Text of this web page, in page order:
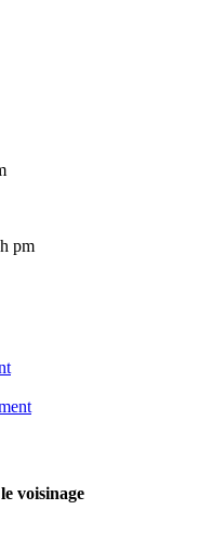
pm
voisinage